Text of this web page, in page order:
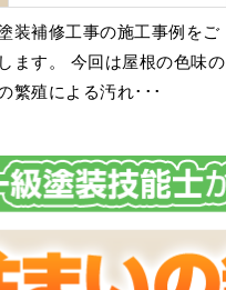
装補修工事の施工事例をご
ます。 今回は屋根の色味の
繁殖による汚れ･･･